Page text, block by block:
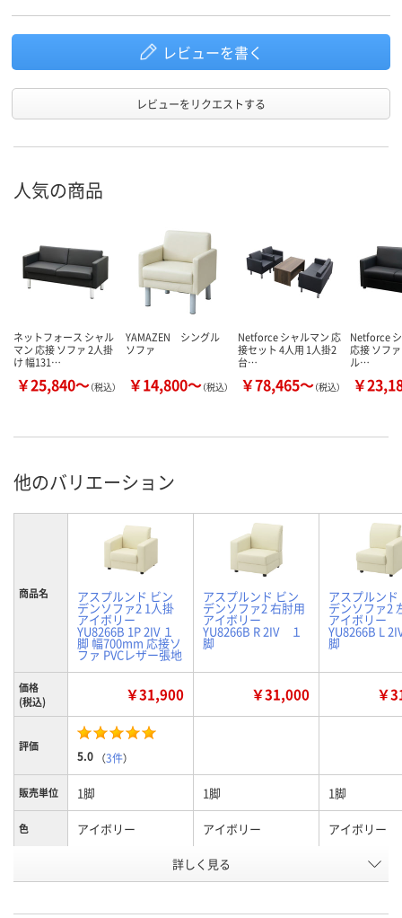
レビューを書く
レビューをリクエストする
人気の商品
ネットフォース シャル
マン 応接 ソファ 2人掛
け 幅131…
￥25,840～（税込）
YAMAZEN シングル
ソファ
￥14,800～（税込）
Netforce シャルマン 応
接セット 4人用 1人掛2
台…
￥78,465～（税込）
Netforce
応接 ソフ
ル…
￥
他のバリエーション
商品名 アスプルンド ビン
デンソファ2 1人掛
アイボリー
YU8266B 1P 2IV １
脚 幅700mm 応接ソ
ファ PVCレザー張地
アスプルンド ビン
デンソファ2 右肘用
アイボリー
YU8266B R 2IV １
脚
アスプルンド
デンソファ2
アイボリー
YU8266B L
脚
価格
(税込)
￥31,900 ￥31,000 ￥
評価
5.0 （3件）
販売単位 1脚 1脚 1脚
色 アイボリー アイボリー アイボリー
右肘用
号
詳しく見る